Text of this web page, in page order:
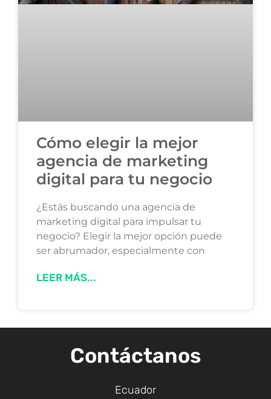
Cómo elegir la mejor
agencia de marketing
digital para tu negocio
¿Estás buscando una agencia de
marketing digital para impulsar tu
negocio? Elegir la mejor opción puede
ser abrumador, especialmente con
LEER MÁS...
Contáctanos
Ecuador